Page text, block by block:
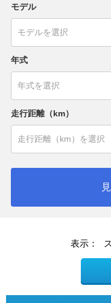
モデル
年式
走行距離（km）
表示：